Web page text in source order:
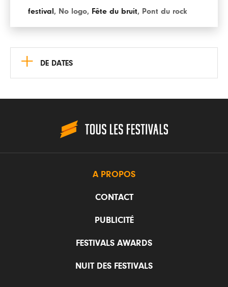
festival , No logo, Fête du bruit, Pont du rock
+ DE DATES
A PROPOS
CONTACT
PUBLICITÉ
FESTIVALS AWARDS
NUIT DES FESTIVALS